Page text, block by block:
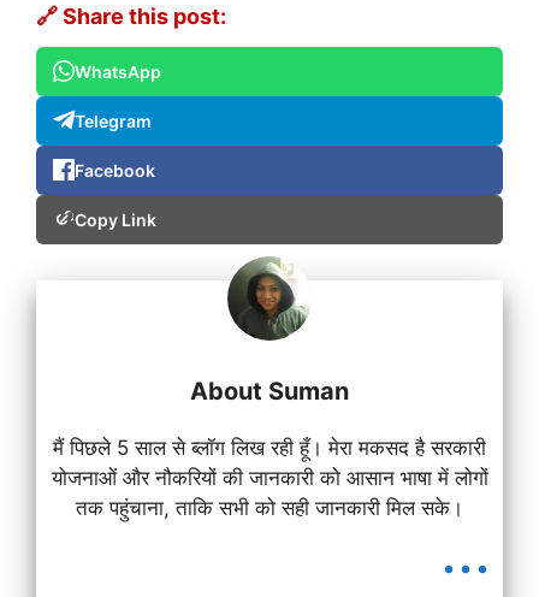
🔗 Share this post:
WhatsApp
Telegram
Facebook
Copy Link
About Suman
मैं पिछले 5 साल से ब्लॉग लिख रही हूँ। मेरा मकसद है सरकारी
योजनाओं और नौकरियों की जानकारी को आसान भाषा में लोगों
तक पहुंचाना, ताकि सभी को सही जानकारी मिल सके।
...